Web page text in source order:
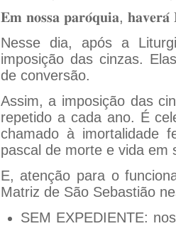
𝐄𝐦 𝐧𝐨𝐬𝐬𝐚 𝐩𝐚𝐫𝐨́𝐪𝐮𝐢𝐚, 𝐡𝐚𝐯𝐞𝐫𝐚́
Nesse dia, após a
imposição das cinzas.
de conversão.
Assim, a imposição das
repetido a cada ano. É
chamado à imortalidade
pascal de morte e vida em
E, atenção para o
Matriz de São Sebastião
SEM EXPEDIENTE: